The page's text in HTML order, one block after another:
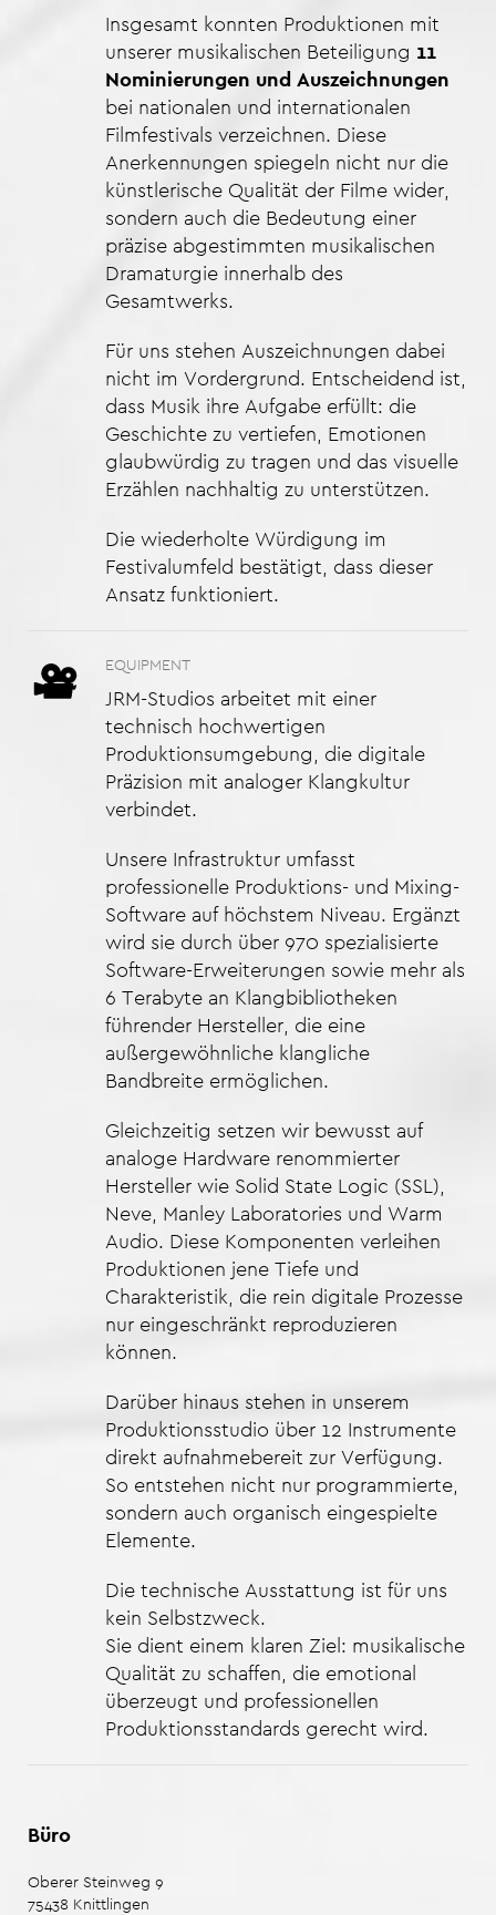
Insgesamt konnten Produktionen mit
unserer musikalischen Beteiligung 11
Nominierungen und Auszeichnungen
bei nationalen und internationalen
Filmfestivals verzeichnen. Diese
Anerkennungen spiegeln nicht nur die
künstlerische Qualität der Filme wider,
sondern auch die Bedeutung einer
präzise abgestimmten musikalischen
Dramaturgie innerhalb des
Gesamtwerks.
Für uns stehen Auszeichnungen dabei
nicht im Vordergrund. Entscheidend ist,
dass Musik ihre Aufgabe erfüllt: die
Geschichte zu vertiefen, Emotionen
glaubwürdig zu tragen und das visuelle
Erzählen nachhaltig zu unterstützen.
Die wiederholte Würdigung im
Festivalumfeld bestätigt, dass dieser
Ansatz funktioniert.
EQUIPMENT
JRM-Studios arbeitet mit einer
technisch hochwertigen
Produktionsumgebung, die digitale
Präzision mit analoger Klangkultur
verbindet.
Unsere Infrastruktur umfasst
professionelle Produktions- und Mixing-
Software auf höchstem Niveau. Ergänzt
wird sie durch über 970 spezialisierte
Software-Erweiterungen sowie mehr als
6 Terabyte an Klangbibliotheken
führender Hersteller, die eine
außergewöhnliche klangliche
Bandbreite ermöglichen.
Gleichzeitig setzen wir bewusst auf
analoge Hardware renommierter
Hersteller wie Solid State Logic (SSL),
Neve, Manley Laboratories und Warm
Audio. Diese Komponenten verleihen
Produktionen jene Tiefe und
Charakteristik, die rein digitale Prozesse
nur eingeschränkt reproduzieren
können.
Darüber hinaus stehen in unserem
Produktionsstudio über 12 Instrumente
direkt aufnahmebereit zur Verfügung.
So entstehen nicht nur programmierte,
sondern auch organisch eingespielte
Elemente.
Die technische Ausstattung ist für uns
kein Selbstzweck.
Sie dient einem klaren Ziel: musikalische
Qualität zu schaffen, die emotional
überzeugt und professionellen
Produktionsstandards gerecht wird.
Büro
Oberer Steinweg 9
75438 Knittlingen